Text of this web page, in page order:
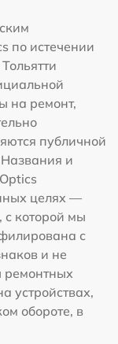
по истечении
на ремонт,
публичной
и
целях —
с которой мы
с
и не
ремонтных
устройствах,
обороте, в